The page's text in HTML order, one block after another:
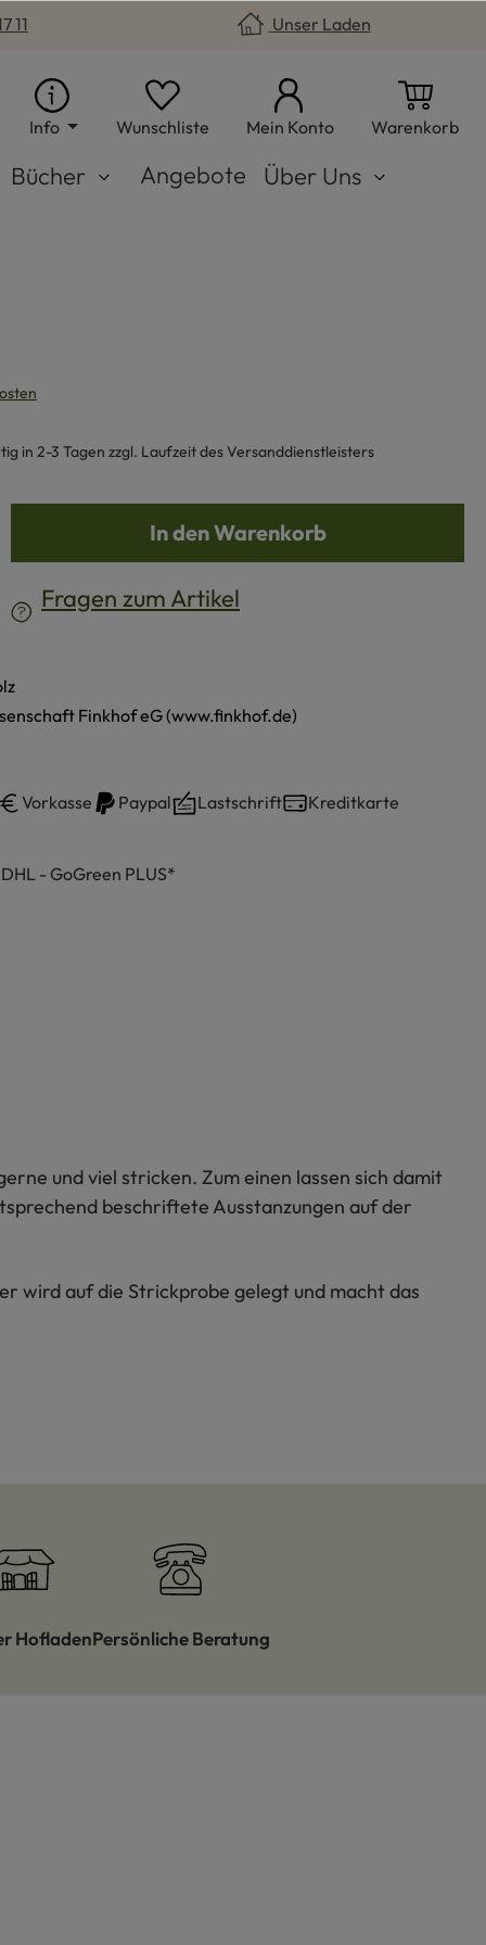
11 Unser Laden
Info Wunschliste Du hast 0 Produkte auf dem
Mein Konto Warenkorb
Bücher Angebote Über Uns
in 2-3 Tagen zzgl. Laufzeit des Versanddienstleisters
den gewünschten Wert ein oder
In den Warenkorb
Fragen zum Artikel
Finkhof eG (www.finkhof.de)
Vorkasse Paypal Lastschrift Kreditkarte
- GoGreen PLUS*
und viel stricken. Zum einen lassen sich damit
beschriftete Ausstanzungen auf der
wird auf die Strickprobe gelegt und macht das
HofladenPersönliche Beratung